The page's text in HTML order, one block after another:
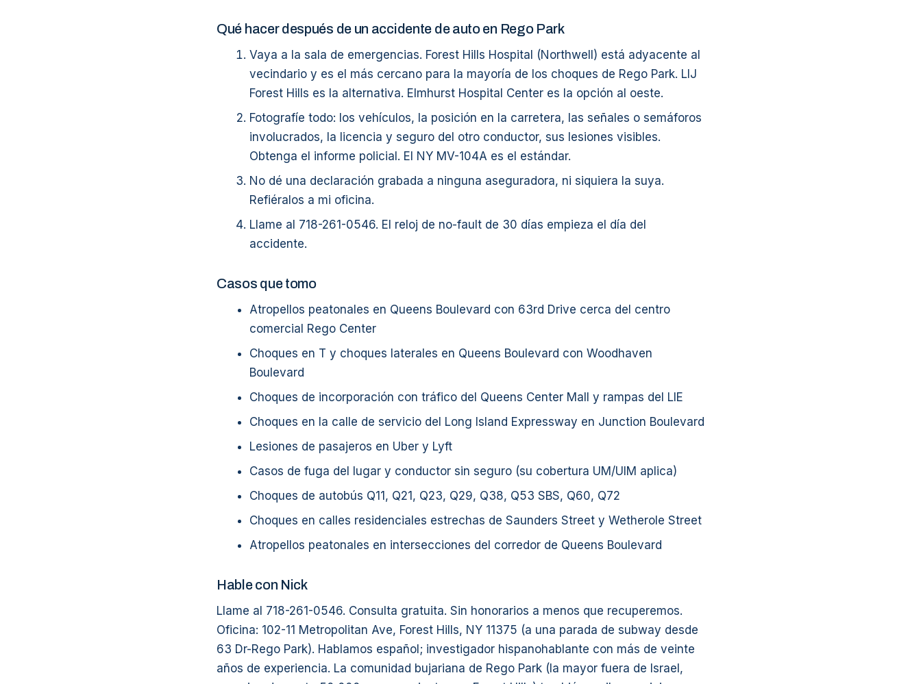
Qué hacer después de un accidente de auto en Rego Park
Vaya a la sala de emergencias. Forest Hills Hospital (Northwell) está adyacente al
vecindario y es el más cercano para la mayoría de los choques de Rego Park. LIJ
Forest Hills es la alternativa. Elmhurst Hospital Center es la opción al oeste.
Fotografíe todo: los vehículos, la posición en la carretera, las señales o semáforos
involucrados, la licencia y seguro del otro conductor, sus lesiones visibles.
Obtenga el informe policial. El NY MV-104A es el estándar.
No dé una declaración grabada a ninguna aseguradora, ni siquiera la suya.
Refiéralos a mi oficina.
Llame al 718-261-0546. El reloj de no-fault de 30 días empieza el día del
accidente.
Casos que tomo
Atropellos peatonales en Queens Boulevard con 63rd Drive cerca del centro
comercial Rego Center
Choques en T y choques laterales en Queens Boulevard con Woodhaven
Boulevard
Choques de incorporación con tráfico del Queens Center Mall y rampas del LIE
Choques en la calle de servicio del Long Island Expressway en Junction Boulevard
Lesiones de pasajeros en Uber y Lyft
Casos de fuga del lugar y conductor sin seguro (su cobertura UM/UIM aplica)
Choques de autobús Q11, Q21, Q23, Q29, Q38, Q53 SBS, Q60, Q72
Choques en calles residenciales estrechas de Saunders Street y Wetherole Street
Atropellos peatonales en intersecciones del corredor de Queens Boulevard
Hable con Nick
Llame al 718-261-0546. Consulta gratuita. Sin honorarios a menos que recuperemos.
Oficina: 102-11 Metropolitan Ave, Forest Hills, NY 11375 (a una parada de subway desde
63 Dr-Rego Park). Hablamos español; investigador hispanohablante con más de veinte
años de experiencia. La comunidad bujariana de Rego Park (la mayor fuera de Israel,